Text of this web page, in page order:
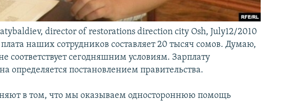
director of restorations direction city Osh, July12/2010
наших сотрудников составляет 20 тысяч сомов. Думаю,
соответствует сегодняшним условиям. Зарплату
определяется постановлением правительства.
в том, что мы оказываем одностороннюю помощь